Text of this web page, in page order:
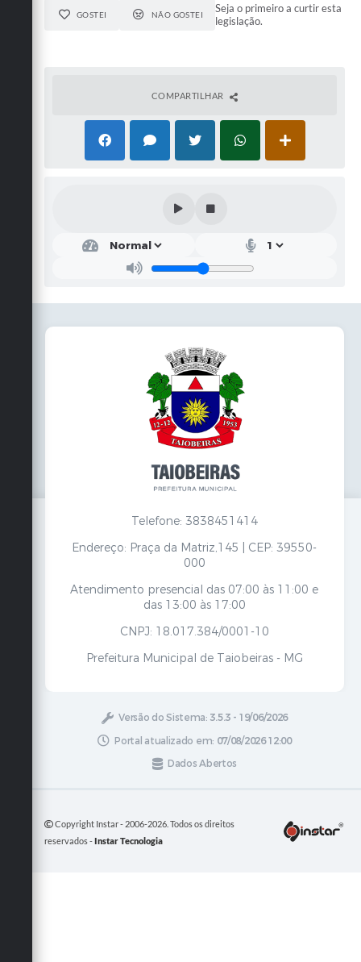
GOSTEI NÃO GOSTEI
Seja o primeiro a curtir esta
legislação.
COMPARTILHAR
Telefone: 3838451414
Endereço: Praça da Matriz,145 | CEP: 39550-
000
Atendimento presencial das 07:00 às 11:00 e
das 13:00 às 17:00
CNPJ: 18.017.384/0001-10
Prefeitura Municipal de Taiobeiras - MG
Versão do Sistema: 3.5.3 - 19/06/2026
Portal atualizado em: 07/08/2026 12:00
Dados Abertos
Copyright Instar - 2006-2026. Todos os direitos
reservados -Instar Tecnologia